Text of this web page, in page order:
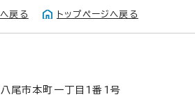
戻る トップページへ戻る
市本町一丁目1番1号